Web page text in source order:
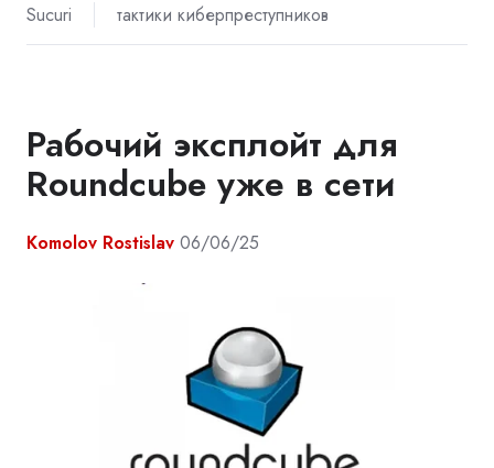
Sucuri
тактики киберпреступников
Рабочий эксплойт для
Roundcube уже в сети
Komolov Rostislav 06/06/25